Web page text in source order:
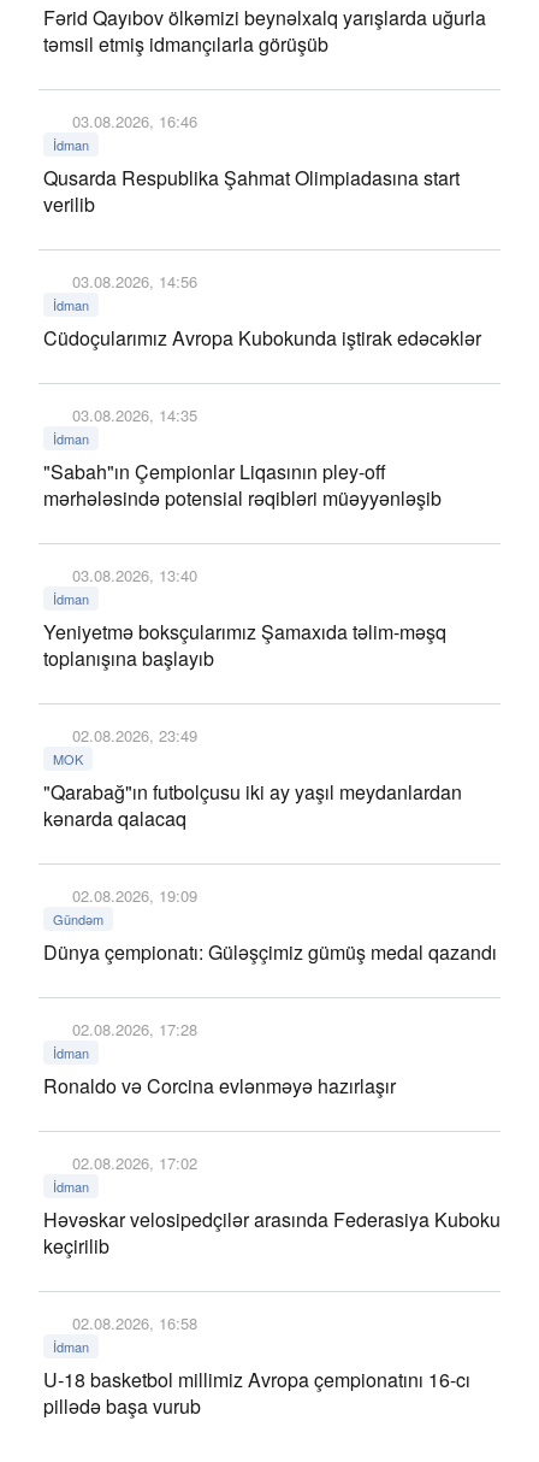
Fərid Qayıbov ölkəmizi beynəlxalq yarışlarda uğurla
təmsil etmiş idmançılarla görüşüb
03.08.2026, 16:46
İdman
Qusarda Respublika Şahmat Olimpiadasına start
verilib
03.08.2026, 14:56
İdman
Cüdoçularımız Avropa Kubokunda iştirak edəcəklər
03.08.2026, 14:35
İdman
"Sabah"ın Çempionlar Liqasının pley-off
mərhələsində potensial rəqibləri müəyyənləşib
03.08.2026, 13:40
İdman
Yeniyetmə boksçularımız Şamaxıda təlim-məşq
toplanışına başlayıb
02.08.2026, 23:49
MOK
"Qarabağ"ın futbolçusu iki ay yaşıl meydanlardan
kənarda qalacaq
02.08.2026, 19:09
Gündəm
Dünya çempionatı: Güləşçimiz gümüş medal qazandı
02.08.2026, 17:28
İdman
Ronaldo və Corcina evlənməyə hazırlaşır
02.08.2026, 17:02
İdman
Həvəskar velosipedçilər arasında Federasiya Kuboku
keçirilib
02.08.2026, 16:58
İdman
U-18 basketbol millimiz Avropa çempionatını 16-cı
pillədə başa vurub